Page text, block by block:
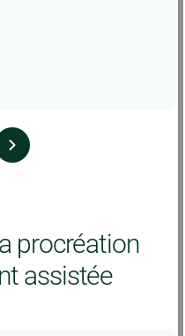
procréation
assistée